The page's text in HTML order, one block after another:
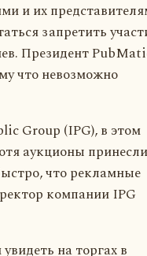
и их
запретить
Президент
что невозможно
Group (IPG), в этом
аукционы принесли
что рекламные
компании IPG
на торгах в